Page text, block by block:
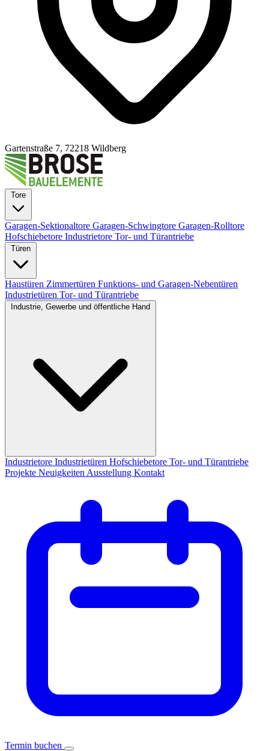
Gartenstraße 7, 72218 Wildberg
Garagen-Sektionaltore Garagen-Schwingtore Garagen-Rolltore
Hofschiebetore Industrietore Tor- und Türantriebe
Haustüren Zimmertüren Funktions- und Garagen-Nebentüren
Industrietüren Tor- und Türantriebe
Industrietore Industrietüren Hofschiebetore Tor- und Türantriebe
Projekte Neuigkeiten Ausstellung Kontakt
Termin buchen